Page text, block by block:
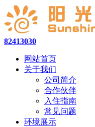
82413030
网站首页
关于我们
公司简介
合作伙伴
入住指南
常见问题
环境展示